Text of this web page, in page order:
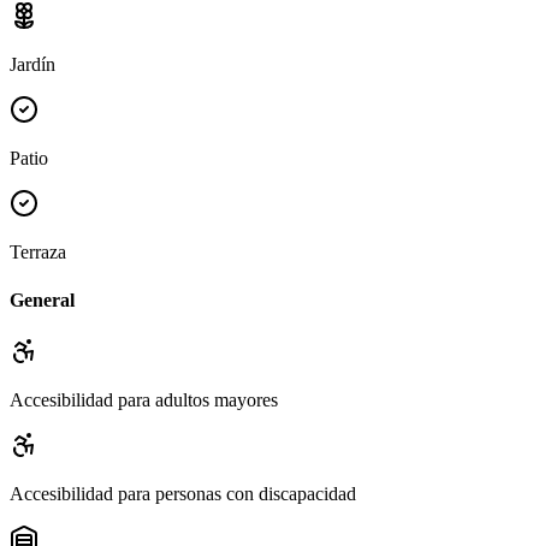
Jardín
Patio
Terraza
General
Accesibilidad para adultos mayores
Accesibilidad para personas con discapacidad